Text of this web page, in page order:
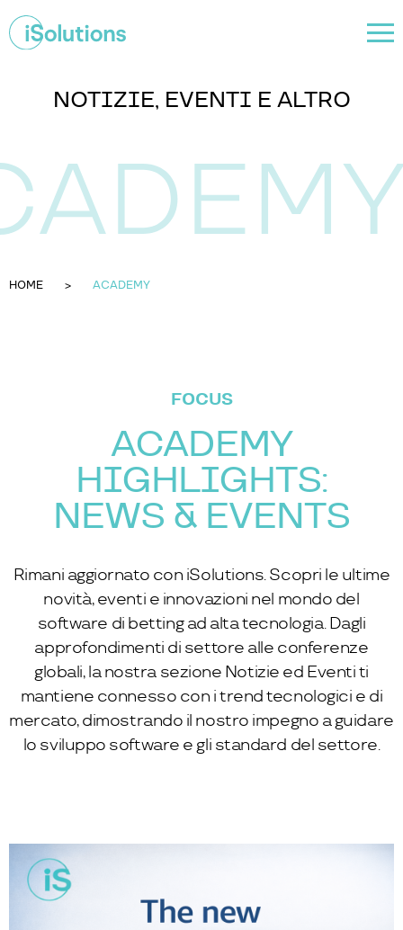
NOTIZIE, EVENTI E ALTRO
HOME ACADEMY
FOCUS
ACADEMY
HIGHLIGHTS:
NEWS & EVENTS
Rimani aggiornato con iSolutions. Scopri le ultime
novità, eventi e innovazioni nel mondo del
software di betting ad alta tecnologia. Dagli
approfondimenti di settore alle conferenze
globali, la nostra sezione Notizie ed Eventi ti
mantiene connesso con i trend tecnologici e di
mercato, dimostrando il nostro impegno a guidare
lo sviluppo software e gli standard del settore.